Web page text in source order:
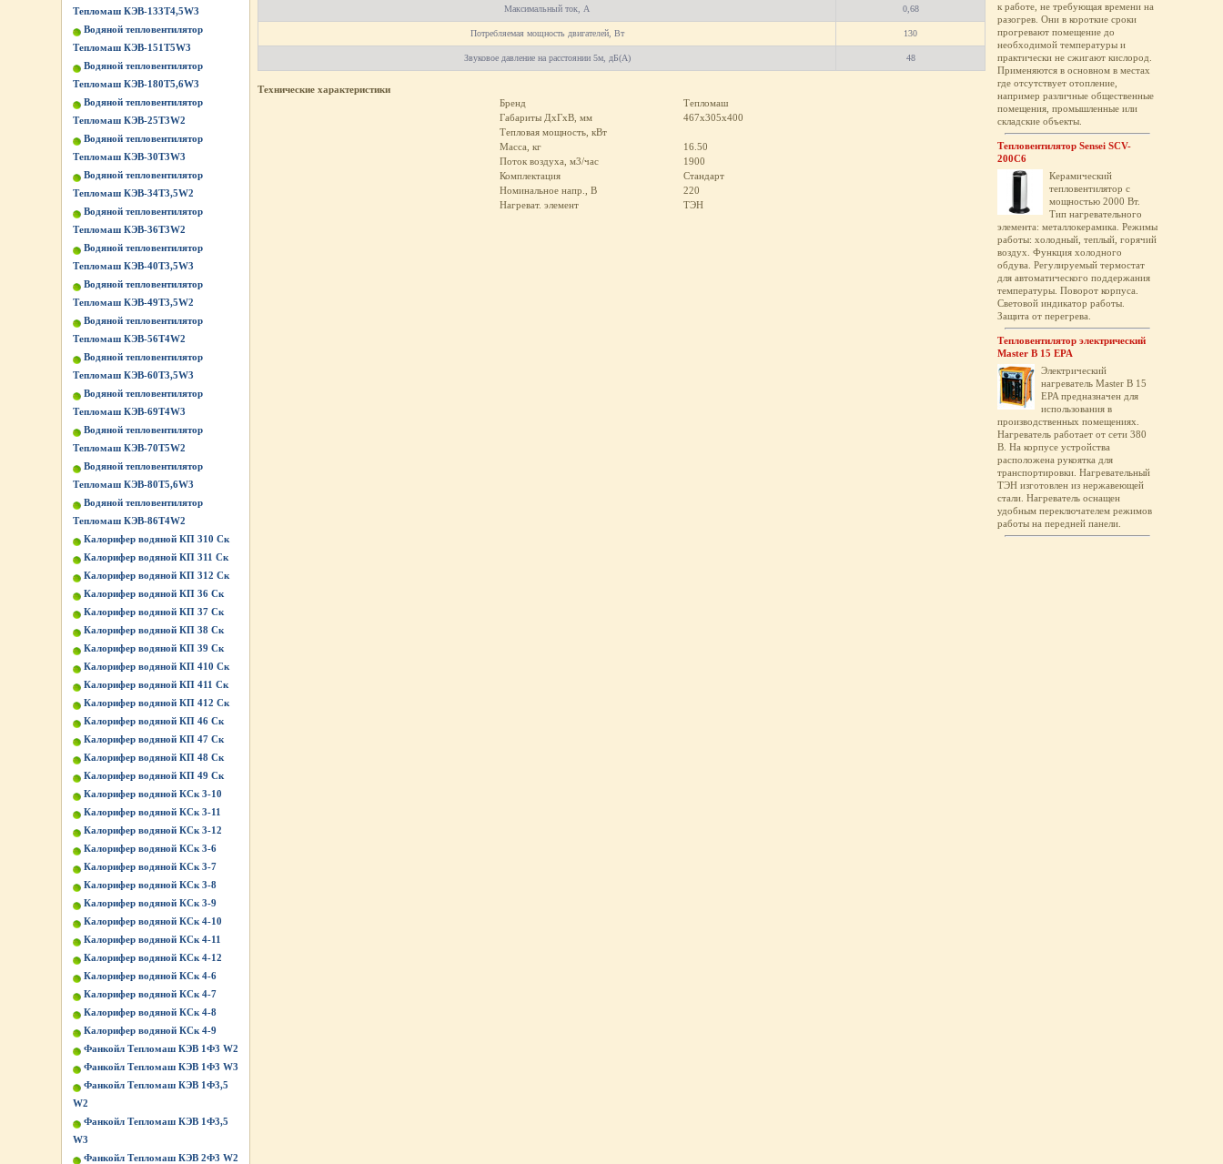
Тепломаш КЭВ-133Т4,5W3
Водяной тепловентилятор
Тепломаш КЭВ-151Т5W3
Водяной тепловентилятор
Тепломаш КЭВ-180Т5,6W3
Водяной тепловентилятор
Тепломаш КЭВ-25Т3W2
Водяной тепловентилятор
Тепломаш КЭВ-30Т3W3
Водяной тепловентилятор
Тепломаш КЭВ-34Т3,5W2
Водяной тепловентилятор
Тепломаш КЭВ-36Т3W2
Водяной тепловентилятор
Тепломаш КЭВ-40Т3,5W3
Водяной тепловентилятор
Тепломаш КЭВ-49Т3,5W2
Водяной тепловентилятор
Тепломаш КЭВ-56Т4W2
Водяной тепловентилятор
Тепломаш КЭВ-60Т3,5W3
Водяной тепловентилятор
Тепломаш КЭВ-69Т4W3
Водяной тепловентилятор
Тепломаш КЭВ-70Т5W2
Водяной тепловентилятор
Тепломаш КЭВ-80Т5,6W3
Водяной тепловентилятор
Тепломаш КЭВ-86Т4W2
Калорифер водяной КП 310 Ск
Калорифер водяной КП 311 Ск
Калорифер водяной КП 312 Ск
Калорифер водяной КП 36 Ск
Калорифер водяной КП 37 Ск
Калорифер водяной КП 38 Ск
Калорифер водяной КП 39 Ск
Калорифер водяной КП 410 Ск
Калорифер водяной КП 411 Ск
Калорифер водяной КП 412 Ск
Калорифер водяной КП 46 Ск
Калорифер водяной КП 47 Ск
Калорифер водяной КП 48 Ск
Калорифер водяной КП 49 Ск
Калорифер водяной КСк 3-10
Калорифер водяной КСк 3-11
Калорифер водяной КСк 3-12
Калорифер водяной КСк 3-6
Калорифер водяной КСк 3-7
Калорифер водяной КСк 3-8
Калорифер водяной КСк 3-9
Калорифер водяной КСк 4-10
Калорифер водяной КСк 4-11
Калорифер водяной КСк 4-12
Калорифер водяной КСк 4-6
Калорифер водяной КСк 4-7
Калорифер водяной КСк 4-8
Калорифер водяной КСк 4-9
Фанкойл Тепломаш КЭВ 1Ф3 W2
Фанкойл Тепломаш КЭВ 1Ф3 W3
Фанкойл Тепломаш КЭВ 1Ф3,5
W2
Фанкойл Тепломаш КЭВ 1Ф3,5
W3
Фанкойл Тепломаш КЭВ 2Ф3 W2
Максимальный ток, А 0,68
Потребляемая мощность двигателей, Вт 130
Звуковое давление на расстоянии 5м, дБ(А) 48
Технические характеристики
Бренд
Тепломаш
Габариты ДхГхВ, мм
467x305x400
Тепловая мощность, кВт
Масса, кг
16.50
Поток воздуха, м3/час
1900
Комплектация
Стандарт
Номинальное напр., В
220
Нагреват. элемент
ТЭН
к работе, не требующая времени на
разогрев. Они в короткие сроки
прогревают помещение до
необходимой температуры и
практически не сжигают кислород.
Применяются в основном в местах
где отсутствует отопление,
например различные общественные
помещения, промышленные или
складские объекты.
Тепловентилятор Sensei SCV-
200C6
Керамический
тепловентилятор с
мощностью 2000 Вт.
Тип нагревательного
элемента: металлокерамика. Режимы
работы: холодный, теплый, горячий
воздух. Функция холодного
обдува. Регулируемый термостат
для автоматического поддержания
температуры. Поворот корпуса.
Световой индикатор работы.
Защита от перегрева.
Тепловентилятор электрический
Master B 15 EPA
Электрический
нагреватель Master B 15
EPA предназначен для
использования в
производственных помещениях.
Нагреватель работает от сети 380
В. На корпусе устройства
расположена рукоятка для
транспортировки. Нагревательный
ТЭН изготовлен из нержавеющей
стали. Нагреватель оснащен
удобным переключателем режимов
работы на передней панели.